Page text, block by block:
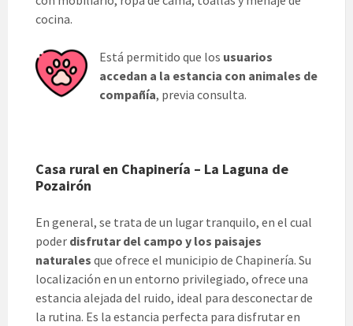
cocina.
Está permitido que los usuarios
accedan a la estancia con animales de
compañía, previa consulta.
Casa rural en Chapinería – La Laguna de
Pozairón
En general, se trata de un lugar tranquilo, en el cual
poder disfrutar del campo y los paisajes
naturales que ofrece el municipio de Chapinería. Su
localización en un entorno privilegiado, ofrece una
estancia alejada del ruido, ideal para desconectar de
la rutina. Es la estancia perfecta para disfrutar en